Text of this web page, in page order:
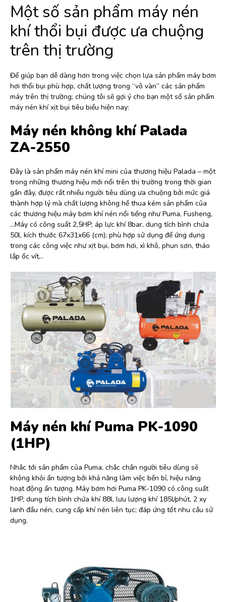
Một số sản phẩm máy nén
khí thổi bụi được ưa chuộng
trên thị trường
Để giúp bạn dễ dàng hơn trong việc chọn lựa sản phẩm máy bơm
hơi thổi bụi phù hợp, chất lượng trong “vô vàn” các sản phẩm
máy trên thị trường; chúng tôi sẽ gợi ý cho bạn một số sản phẩm
máy nén khí xịt bụi tiêu biểu hiện nay:
Máy nén không khí Palada
ZA-2550
Đây là sản phẩm máy nén khí mini của thương hiệu Palada – một
trong những thương hiệu mới nổi trên thị trường trong thời gian
gần đây, được rất nhiều người tiêu dùng ưa chuộng bởi mức giá
thành hợp lý mà chất lượng không hề thua kém sản phẩm của
các thương hiệu máy bơm khí nén nổi tiếng như Puma, Fusheng,
…Máy có công suất 2,5HP; áp lực khí 8bar, dung tích bình chứa
50l, kích thước 67x31x66 (cm); phù hợp sử dụng để ứng dụng
trong các công việc như xịt bụi, bơm hơi, xì khô, phun sơn, tháo
lắp ốc vít,..
Máy nén khí Puma PK-1090
(1HP)
Nhắc tới sản phẩm của Puma, chắc chắn người tiêu dùng sẽ
không khỏi ấn tượng bởi khả năng làm việc bền bỉ, hiệu năng
hoạt động ấn tượng. Máy bơm hơi Puma PK-1090 có công suất
1HP, dung tích bình chứa khí 88l, lưu lượng khí 185l/phút, 2 xy
lanh đầu nén, cung cấp khí nén liên tục; đáp ứng tốt nhu cầu sử
dụng.